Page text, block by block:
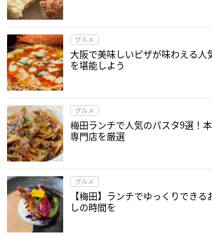
グルメ
大阪で美味しいピザが味わえる人
を堪能しよう
グルメ
梅田ランチで人気のパスタ9選！
専門店を厳選
グルメ
【梅田】ランチでゆっくりでき
しの時間を